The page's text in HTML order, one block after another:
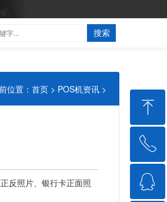
搜索
位置： 首页> POS机资讯>
反照片、银行卡正面照
ꁸ
回到顶部
ꂅ
ꁗ